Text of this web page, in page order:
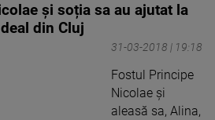
şi soția sa au ajutat la
din Cluj
31-03-2018 | 19:18
Fostul Principe
Nicolae şi
aleasă sa, Alina,